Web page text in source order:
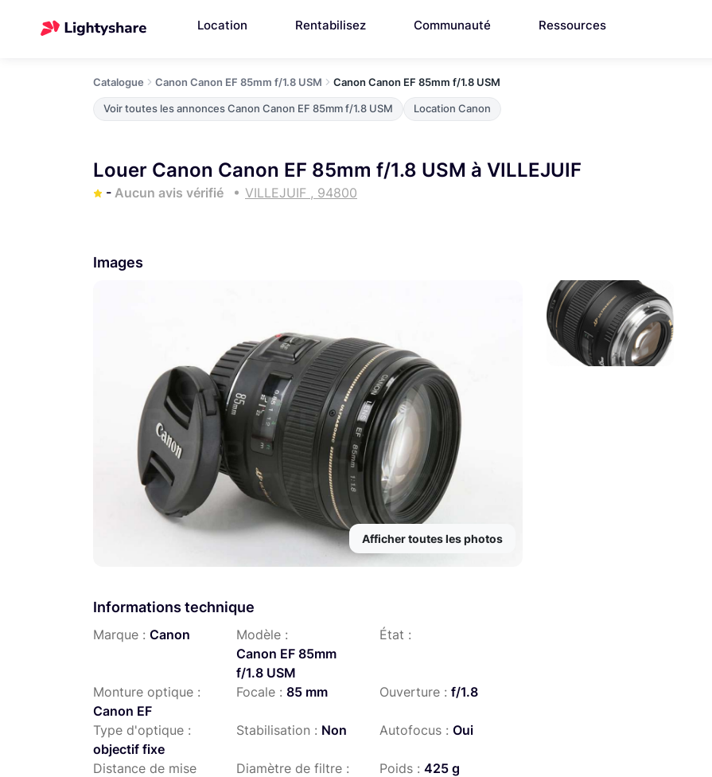
Location Rentabilisez Communauté Ressources
Catalogue Canon Canon EF 85mm f/1.8 USM Canon Canon EF 85mm f/1.8 USM
Voir toutes les annonces Canon Canon EF 85mm f/1.8 USM Location Canon
Louer Canon Canon EF 85mm f/1.8 USM à VILLEJUIF
- Aucun avis vérifié VILLEJUIF , 94800
Images
Afficher toutes les photos
Informations technique
Marque : Canon
Modèle :
Canon EF 85mm
f/1.8 USM
État :
Monture optique :
Canon EF
Focale : 85 mm Ouverture : f/1.8
Type d'optique :
objectif fixe
Stabilisation : Non Autofocus : Oui
Distance de mise
Diamètre de filtre :
Poids : 425 g